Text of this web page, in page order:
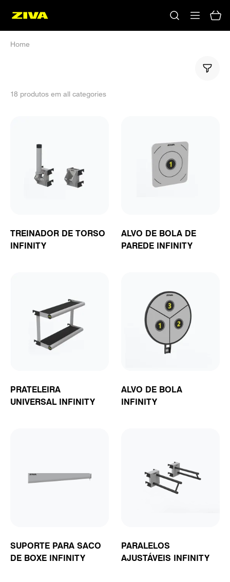
Nenhum resultado
Home
18 produtos em all categories
TREINADOR DE TORSO
INFINITY
ALVO DE BOLA DE
PAREDE INFINITY
PRATELEIRA
UNIVERSAL INFINITY
ALVO DE BOLA
INFINITY
SUPORTE PARA SACO
DE BOXE INFINITY
PARALELOS
AJUSTÁVEIS INFINITY